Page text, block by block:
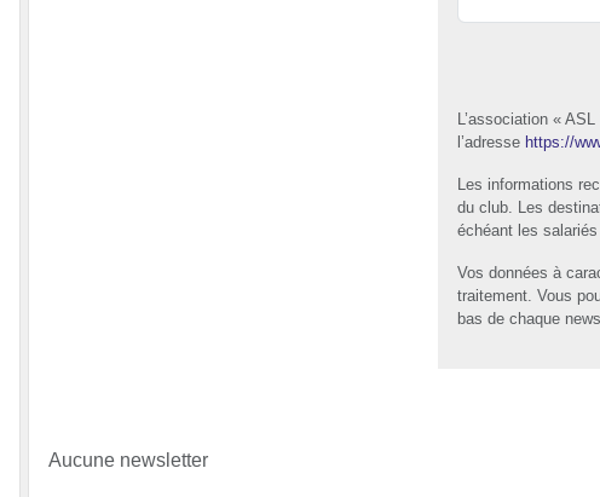
L’association «
l’adresse https://
Les informations
du club. Les
échéant les
Vos données à
traitement. Vous
bas de chaque
Aucune newsletter